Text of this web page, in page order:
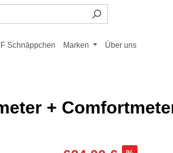
Schnäppchen Marken Über uns
+
Verkaufspreis: